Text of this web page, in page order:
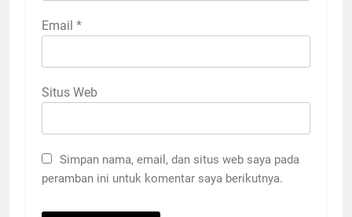
Email *
Situs Web
Simpan nama, email, dan situs web saya pada
peramban ini untuk komentar saya berikutnya.